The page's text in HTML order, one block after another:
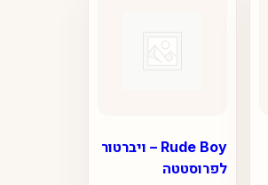
Rude Boy – ויברטור
לפרוסטטה